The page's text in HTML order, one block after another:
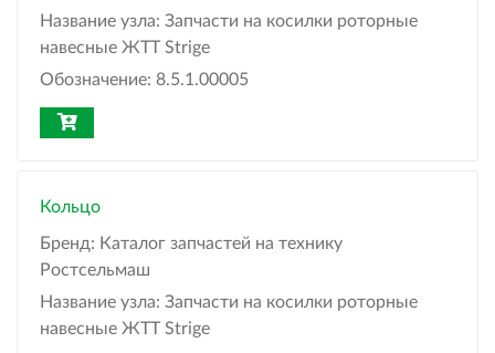
Название узла: Запчасти на косилки роторные
навесные ЖТТ Strige
Обозначение: 8.5.1.00005
Кольцо
Бренд: Каталог запчастей на технику
Ростсельмаш
Название узла: Запчасти на косилки роторные
навесные ЖТТ Strige